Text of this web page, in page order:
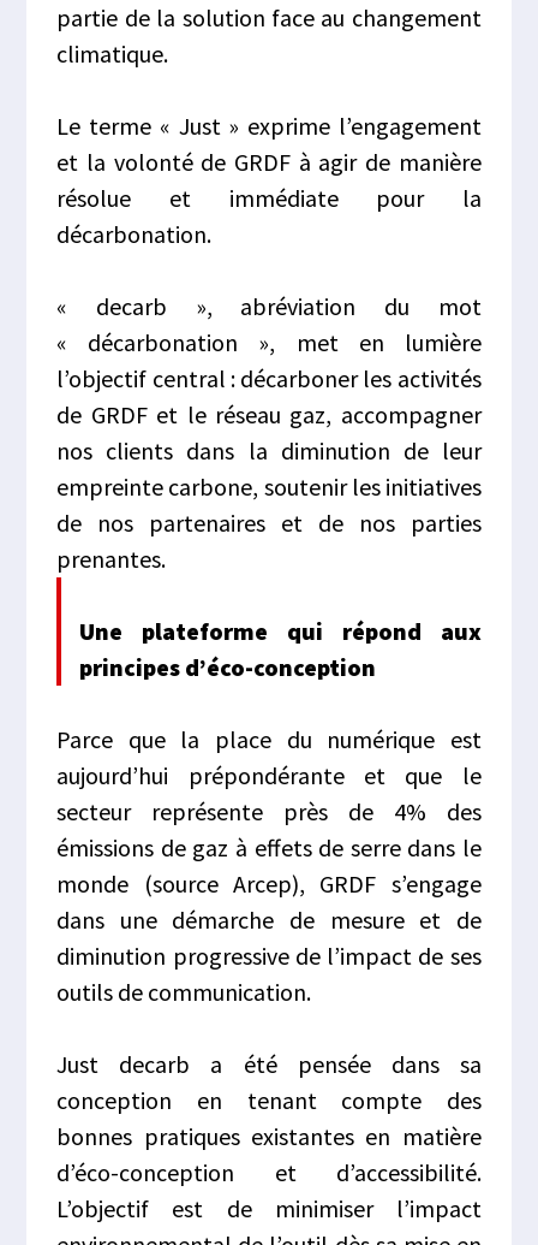
partie de la solution face au changement
climatique.
Le terme « Just » exprime l’engagement
et la volonté de GRDF à agir de manière
résolue et immédiate pour la
décarbonation.
« decarb », abréviation du mot
« décarbonation », met en lumière
l’objectif central : décarboner les activités
de GRDF et le réseau gaz, accompagner
nos clients dans la diminution de leur
empreinte carbone, soutenir les initiatives
de nos partenaires et de nos parties
prenantes.
Une plateforme qui répond aux
principes d’éco-conception
Parce que la place du numérique est
aujourd’hui prépondérante et que le
secteur représente près de 4% des
émissions de gaz à effets de serre dans le
monde (source Arcep), GRDF s’engage
dans une démarche de mesure et de
diminution progressive de l’impact de ses
outils de communication.
Just decarb a été pensée dans sa
conception en tenant compte des
bonnes pratiques existantes en matière
d’éco-conception et d’accessibilité.
L’objectif est de minimiser l’impact